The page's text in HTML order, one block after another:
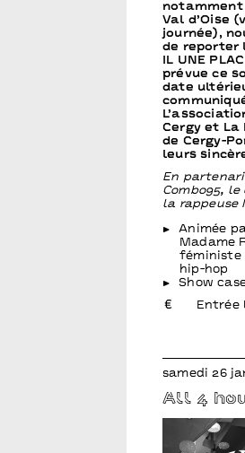
notamment
Val d’Oise
journée),
de reporter
IL UNE
prévue ce
date
Cergy et La
de Cergy-
leurs
En
Combo95,
la rappeuse
Animée
Madame
féministe
hip-hop
Show
Entrée
samedi 26
All 4